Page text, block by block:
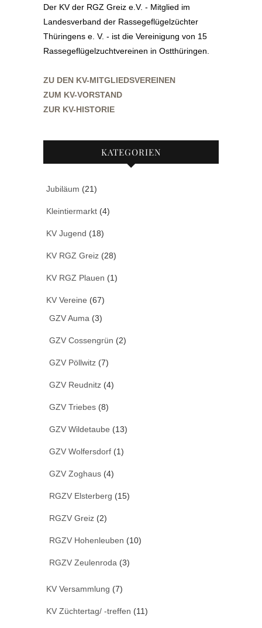
Der KV der RGZ Greiz e.V. - Mitglied im
Landesverband der Rassegeflügelzüchter
Thüringens e. V. - ist die Vereinigung von 15
Rassegeflügelzuchtvereinen in Ostthüringen.
ZU DEN KV-MITGLIEDSVEREINEN
ZUM KV-VORSTAND
ZUR KV-HISTORIE
KATEGORIEN
Jubiläum (21)
Kleintiermarkt (4)
KV Jugend (18)
KV RGZ Greiz (28)
KV RGZ Plauen (1)
KV Vereine (67)
GZV Auma (3)
GZV Cossengrün (2)
GZV Pöllwitz (7)
GZV Reudnitz (4)
GZV Triebes (8)
GZV Wildetaube (13)
GZV Wolfersdorf (1)
GZV Zoghaus (4)
RGZV Elsterberg (15)
RGZV Greiz (2)
RGZV Hohenleuben (10)
RGZV Zeulenroda (3)
KV Versammlung (7)
KV Züchtertag/ -treffen (11)